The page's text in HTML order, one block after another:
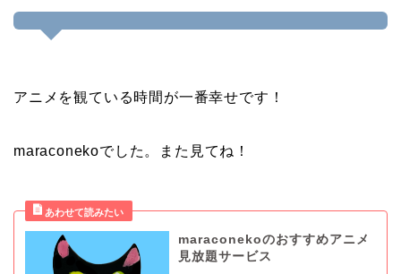
アニメを観ている時間が一番幸せです！
maraconekoでした。また見てね！
maraconekoのおすすめアニメ
見放題サービス